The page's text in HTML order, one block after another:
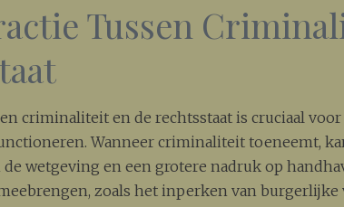
Tussen
criminaliteit en de rechtsstaat is cruciaal
Wanneer criminaliteit toeneemt,
wetgeving en een grotere nadruk op
zoals het inperken van burgerlijke